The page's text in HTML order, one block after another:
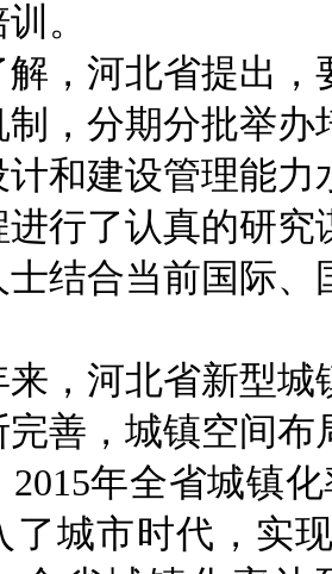
。
河北省提出，
，分期分批举
和建设管理能
行了认真的研
士结合当前国际
河北省新型城
善，城镇空间
年全省城镇
了城市时代，实